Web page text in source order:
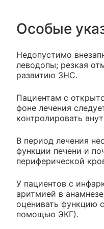
Особые
Недопустимо
леводопы; резкая
развитию ЗНС.
Пациентам с
фоне лечения
контролировать
В период лечения
функции печени и
периферической
У пациентов с
аритмией в
оценивать функцию
помощью ЭКГ).